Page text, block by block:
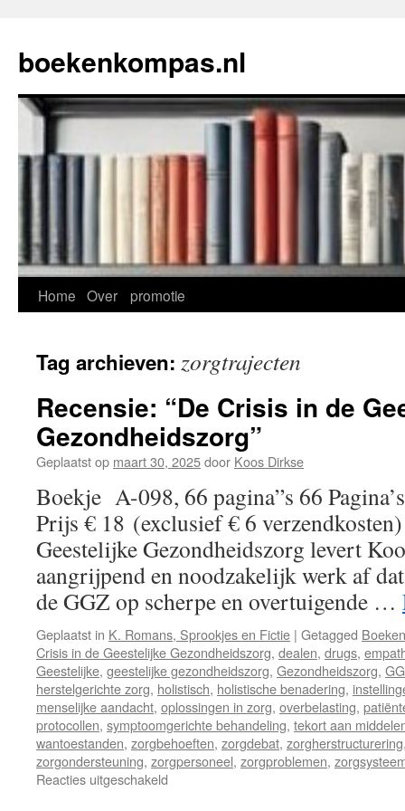
de
inhoud
boekenkompas.nl
Home Over promotie
Tag archieven: zorgtrajecten
Recensie: “De Crisis in de
Gezondheidszorg”
Geplaatst op maart 30, 2025door Koos Dirkse
Boekje A-098, 66 pagina”s 66
Prijs € 18 (exclusief € 6
Geestelijke Gezondheidszorg levert
aangrijpend en noodzakelijk werk af
de GGZ op scherpe en overtuigende …
Geplaatst in K. Romans, Sprookjes en Fictie | Getagged
Crisis in de Geestelijke Gezondheidszorg, dealen, drugs,
Geestelijke, geestelijke gezondheidszorg, Gezondheidszorg,
herstelgerichte zorg, holistisch, holistische benadering,
menselijke aandacht, oplossingen in zorg, overbelasting,
protocollen, symptoomgerichte behandeling, tekort aan
wantoestanden, zorgbehoeften, zorgdebat, zorgherstructurering
zorgondersteuning, zorgpersoneel, zorgproblemen,
Reacties uitgeschakeld